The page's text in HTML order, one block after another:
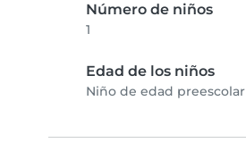
Número de niños
1
Edad de los niños
Niño de edad preescolar